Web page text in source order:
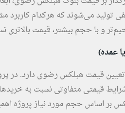
تولید می‌شوند که هرکدام کاربرد
و با حجم بیشتر، قیمت بالاتری
قیمت هبلکس رضوی دارد. در
قیمتی متفاوتی نسبت به
بر اساس حجم مورد نیاز پروژه